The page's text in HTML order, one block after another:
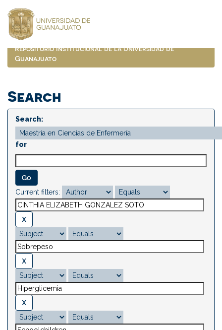
navigation
Repositorio Institucional de la Universidad de
Guanajuato
Search
Search:
for
Current filters: